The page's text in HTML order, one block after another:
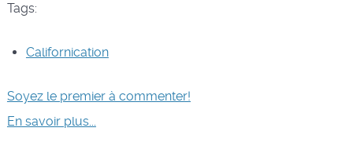
Tags:
Californication
Soyez le premier à commenter!
En savoir plus...